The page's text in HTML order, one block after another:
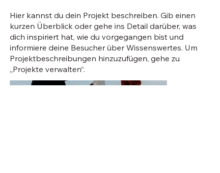
Hier kannst du dein Projekt beschreiben. Gib einen
kurzen Überblick oder gehe ins Detail darüber, was
dich inspiriert hat, wie du vorgegangen bist und
informiere deine Besucher über Wissenswertes. Um
Projektbeschreibungen hinzuzufügen, gehe zu
„Projekte verwalten“.